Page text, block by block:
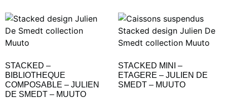
STACKED –
BIBLIOTHEQUE
COMPOSABLE – JULIEN
DE SMEDT – MUUTO
STACKED MINI –
ETAGERE – JULIEN DE
SMEDT – MUUTO